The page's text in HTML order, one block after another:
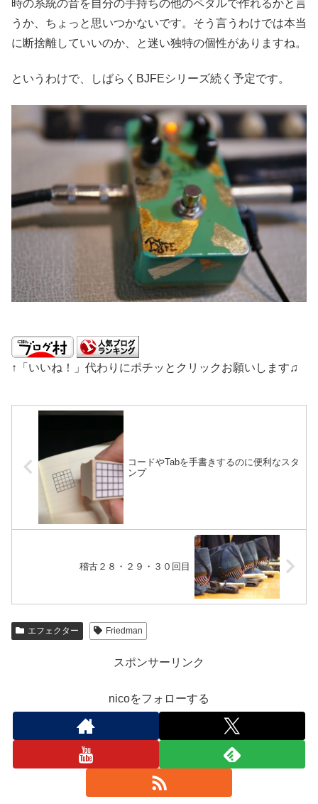
時の系統の音を自分の手持ちの他のペダルで作れるかと言
うか、ちょっと思いつかないです。そう言うわけでは本当
に断捨離していいのか、と迷い独特の個性がありますね。
というわけで、しばらくBJFEシリーズ続く予定です。
↑「いいね！」代わりにポチッとクリックお願いします♫
コードやTabを手書きするのに便利なスタ
ンプ
稽古２８・２９・３０回目
エフェクター Friedman
スポンサーリンク
nicoをフォローする